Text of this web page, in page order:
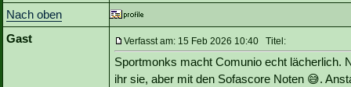
Nach oben
Gast
Verfasst am: 15 Feb 2026 10:40 Titel:
Sportmonks macht Comunio echt lächerlich.
ihr sie, aber mit den Sofascore Noten 😅.